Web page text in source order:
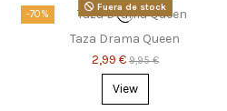
-70%
Fuera de stock
Taza Drama Queen
2,99 € 9,95 €
View